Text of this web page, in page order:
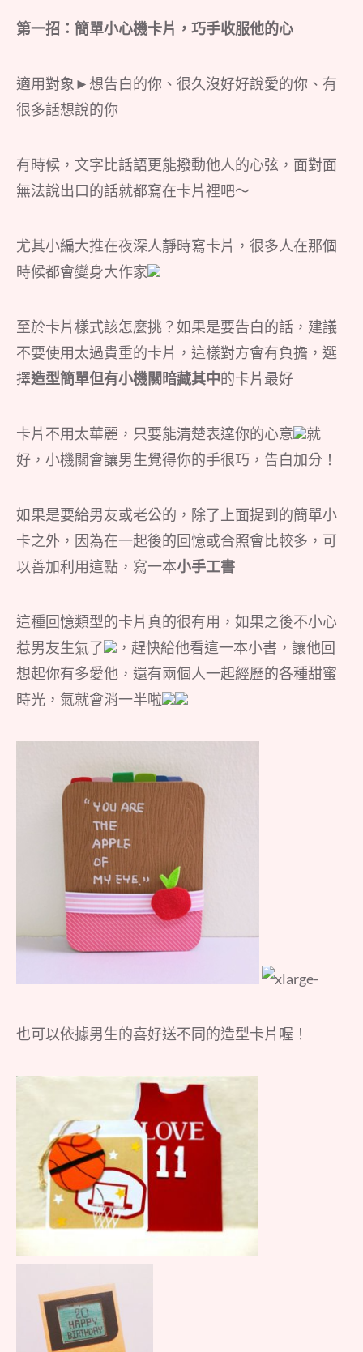
第一招：簡單小心機卡片，巧手收服他的心
適用對象►想告白的你、很久沒好好說愛的你、有
很多話想說的你
有時候，文字比話語更能撥動他人的心弦，面對面
無法說出口的話就都寫在卡片裡吧～
尤其小編大推在夜深人靜時寫卡片，很多人在那個
時候都會變身大作家
至於卡片樣式該怎麼挑？如果是要告白的話，建議
不要使用太過貴重的卡片，這樣對方會有負擔，選
擇造型簡單但有小機關暗藏其中的卡片最好
卡片不用太華麗，只要能清楚表達你的心意
就
好，小機關會讓男生覺得你的手很巧，告白加分！
如果是要給男友或老公的，除了上面提到的簡單小
卡之外，因為在一起後的回憶或合照會比較多，可
以善加利用這點，寫一本小手工書
這種回憶類型的卡片真的很有用，如果之後不小心
惹男友生氣了
，趕快給他看這一本小書，讓他回
想起你有多愛他，還有兩個人一起經歷的各種甜蜜
時光，氣就會消一半啦
也可以依據男生的喜好送不同的造型卡片喔！